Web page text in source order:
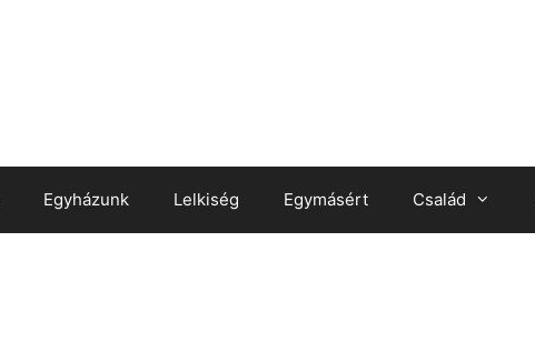
Egyházunk Lelkiség Egymásért Család